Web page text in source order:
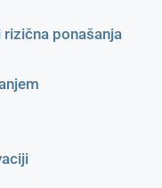
ponašanja